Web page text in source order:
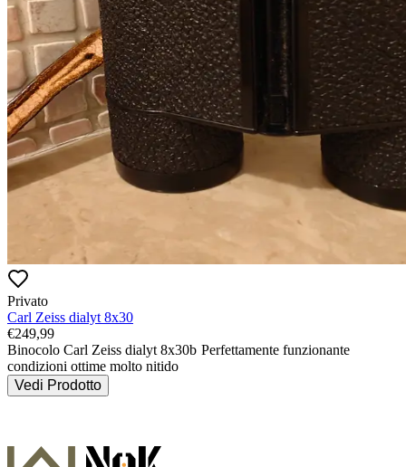
Privato
Carl Zeiss dialyt 8x30
€249,99
Binocolo Carl Zeiss dialyt 8x30b Perfettamente funzionante
condizioni ottime molto nitido
Vedi Prodotto